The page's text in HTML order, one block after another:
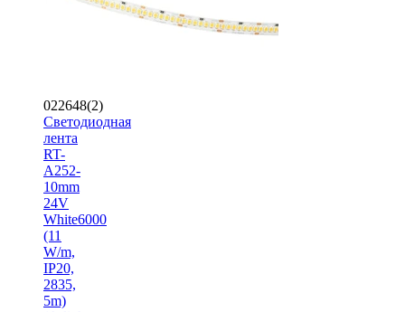
022648(2)
Светодиодная
лента
RT-
A252-
10mm
24V
White6000
(11
W/m,
IP20,
2835,
5m)